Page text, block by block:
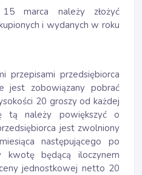
marca należy złożyć
i wydanych w roku
przepisami przedsiębiorca
jest zobowiązany pobrać
20 groszy od każdej
tą należy powiększyć o
jest zwolniony
następującego po
kwotę będącą iloczynem
jednostkowej netto 20